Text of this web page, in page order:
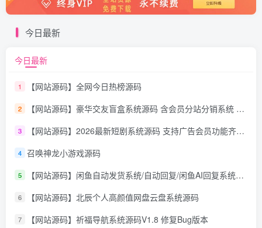
今日最新
今日最新
1 【网站源码】全网今日热榜源码
2 【网站源码】豪华交友盲盒系统源码 含会员分站分销系统 可易支付
3 【网站源码】2026最新短剧系统源码 支持广告会员功能齐全短剧源码
4 召唤神龙小游戏源码
5 【网站源码】闲鱼自动发货系统/自动回复/闲鱼AI回复系统源码
6 【网站源码】北辰个人高颜值网盘云盘系统源码
7 【网站源码】祈福导航系统源码V1.8 修复Bug版本